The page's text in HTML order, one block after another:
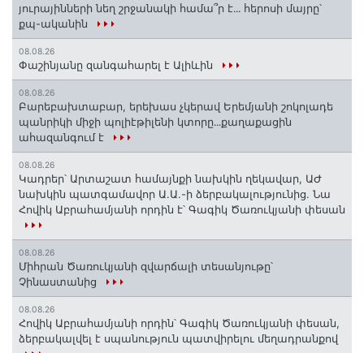
յուրայինների նեղ շրջանակի համա՞ր է․․․ հերոսի մայրը՝
քպ-ականին
08.08.26
Փաշինյանը զանգահարել է Ալիևին
08.08.26
Բարեբախտաբար, երեխաս չկերավ Երեմյանի շոկոլադե
պանրիկի միջի պոլիէթիլենի կտորը․․․քաղաքացին
ահազանգում է
08.08.26
Կադրեր՝ Արտաշատ համայնքի նախկին ղեկավար, ԱԺ
նախկին պատգամավոր Ա.Ա.-ի ձերբակալությունից. Նա
Հովիկ Աբրահամյանի որդին է՝ Գագիկ Ծառուկյանի փեսան
08.08.26
Միհրան Ծառուկյանի զվարճալի տեսանյութը՝
Չինաստանից
08.08.26
Հովիկ Աբրահամյանի որդին՝ Գագիկ Ծառուկյանի փեսան,
ձերբակալվել է սպանություն պատվիրելու մեղադրանքով